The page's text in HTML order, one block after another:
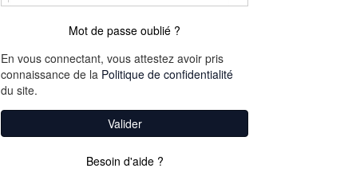
Mot de passe oublié ?
En vous connectant, vous attestez avoir pris
connaissance de la Politique de confidentialité
du site.
Valider
Besoin d'aide ?